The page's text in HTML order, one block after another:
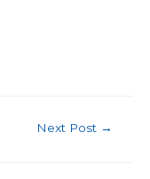
Next Post →